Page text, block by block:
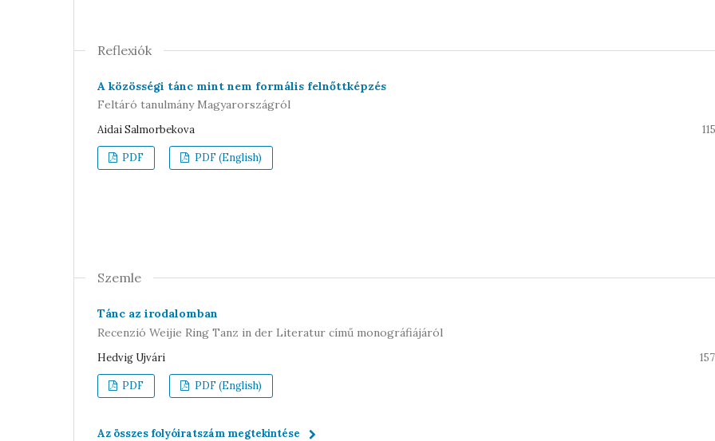
Reflexiók
A közösségi tánc mint nem formális felnőttképzés
Feltáró tanulmány Magyarországról
Aidai Salmorbekova
PDF PDF (English)
Szemle
Tánc az irodalomban
Recenzió Weijie Ring Tanz in der Literatur című monográfiájáról
Hedvig Ujvári
PDF PDF (English)
Az összes folyóiratszám megtekintése